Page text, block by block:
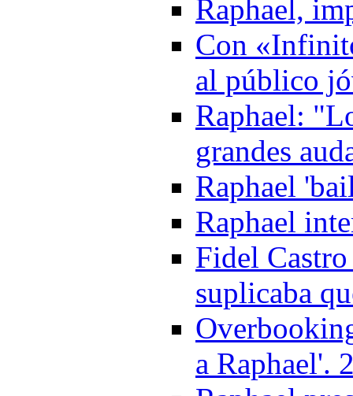
Raphael,
Con
al público
Raphael:
grandes
Raphael
Raphael
Fidel
suplicaba
a Raphael'.